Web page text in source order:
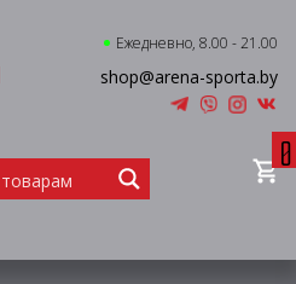
Ежедневно, 8.00 - 21.00
shop@arena-sporta.by
0